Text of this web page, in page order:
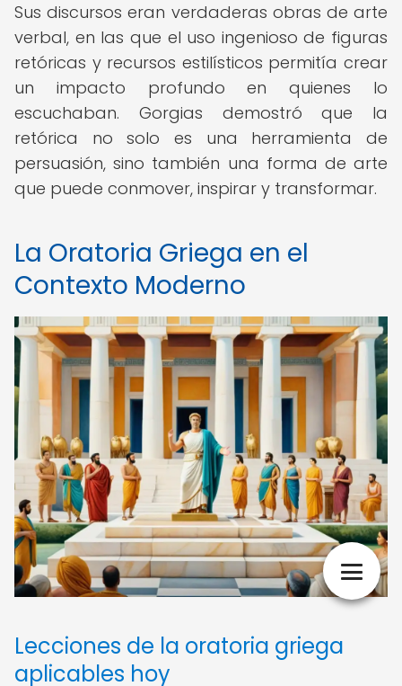
Sus discursos eran verdaderas obras de arte
verbal, en las que el uso ingenioso de figuras
retóricas y recursos estilísticos permitía crear
un impacto profundo en quienes lo
escuchaban. Gorgias demostró que la
retórica no solo es una herramienta de
persuasión, sino también una forma de arte
que puede conmover, inspirar y transformar.
La Oratoria Griega en el
Contexto Moderno
Lecciones de la oratoria griega
aplicables hoy